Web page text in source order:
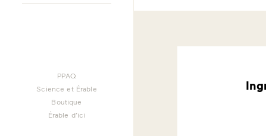
PPAQ
Science et Érable
Boutique
Érable d’ici